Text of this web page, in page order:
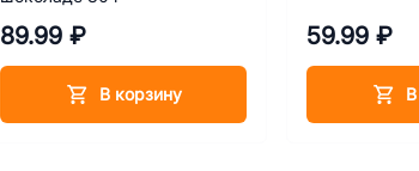
89.99 ₽
В корзину
59.99 ₽